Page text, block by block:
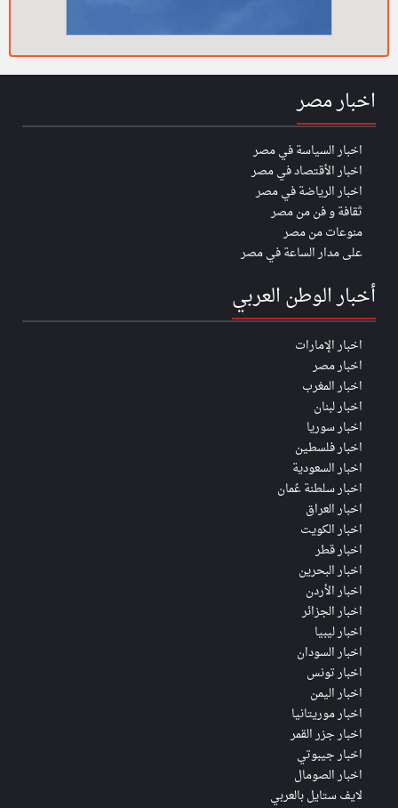
اخبار مصر
اخبار السياسة في مصر
اخبار الأقتصاد في مصر
اخبار الرياضة في مصر
ثقافة و فن من مصر
منوعات من مصر
على مدار الساعة في مصر
أخبار الوطن العربي
اخبار الإمارات
اخبار مصر
اخبار المغرب
اخبار لبنان
اخبار سوريا
اخبار فلسطين
اخبار السعودية
اخبار سلطنة عُمان
اخبار العراق
اخبار الكويت
اخبار قطر
اخبار البحرين
اخبار الأردن
اخبار الجزائر
اخبار ليبيا
اخبار السودان
اخبار تونس
اخبار اليمن
اخبار موريتانيا
اخبار جزر القمر
اخبار جيبوتي
اخبار الصومال
لايف ستايل بالعربي